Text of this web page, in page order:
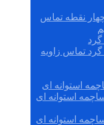
چهار نقطه تماس
تماس زاویه
استوانه ای
استوانه ای
استوانه ای